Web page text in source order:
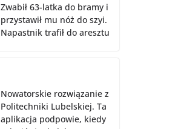
Zwabił 63-latka do bramy i
przystawił mu nóż do szyi.
Napastnik trafił do aresztu
Nowatorskie rozwiązanie z
Politechniki Lubelskiej. Ta
aplikacja podpowie, kiedy